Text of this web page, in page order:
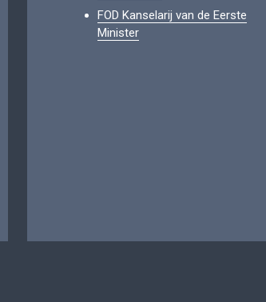
FOD Kanselarij van de Eerste
Minister